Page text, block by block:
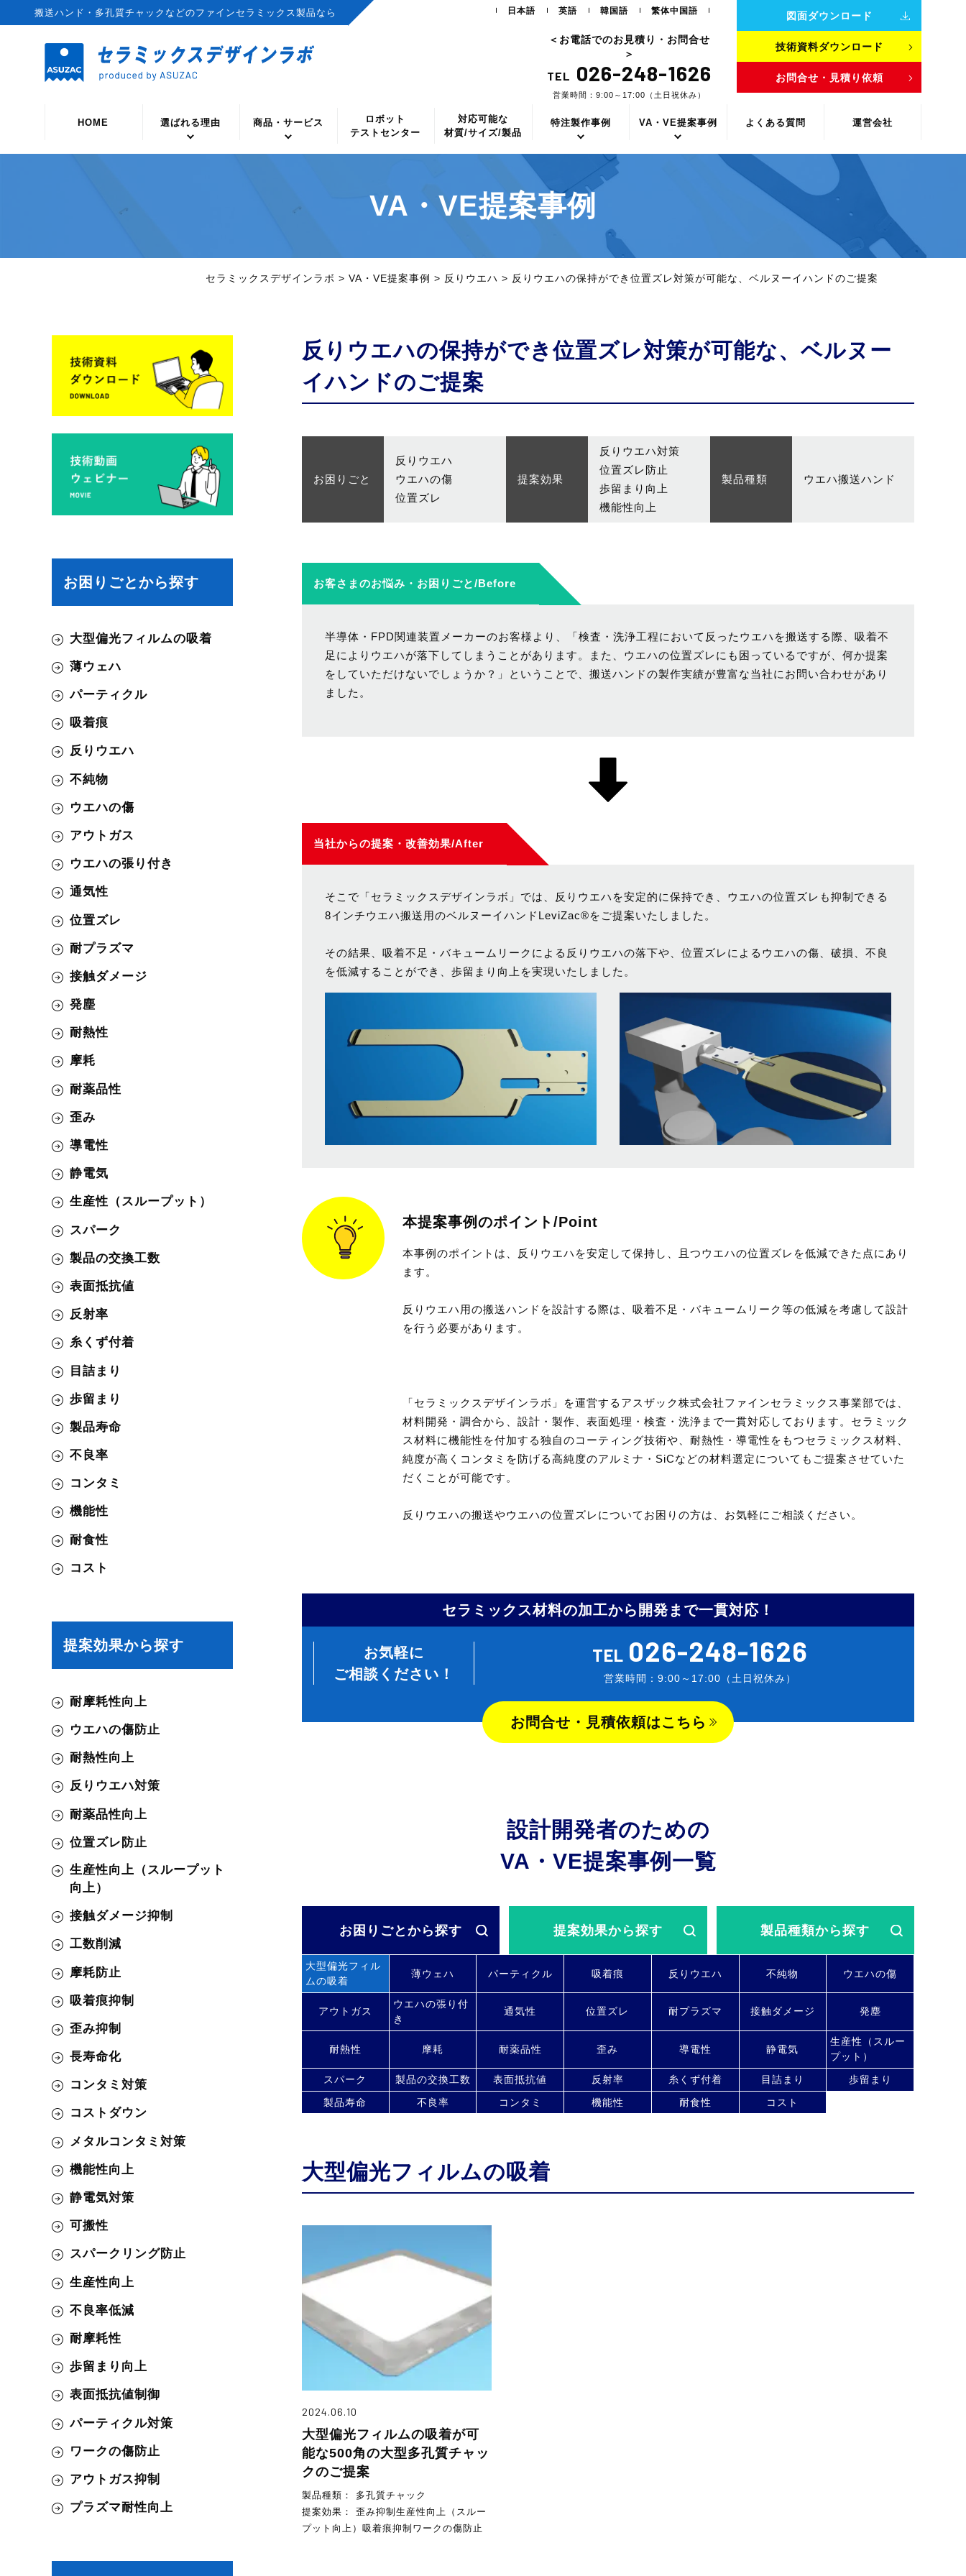
搬送ハンド・多孔質チャックなどのファインセラミックス製品なら 日本語 英語 韓国語 繁体中国語
＜お電話でのお見積り・お問合せ
＞
TEL 026-248-1626
営業時間：9:00～17:00（土日祝休み）
図面ダウンロード
技術資料ダウンロード
お問合せ・見積り依頼
HOME 選ばれる理由 商品・サービス
ロボット
テストセンター
対応可能な
材質/サイズ/製品
特注製作事例 VA・VE提案事例 よくある質問 運営会社
VA・VE提案事例
セラミックスデザインラボ > VA・VE提案事例 > 反りウエハ > 反りウエハの保持ができ位置ズレ対策が可能な、ベルヌーイハンドのご提案
反りウエハの保持ができ位置ズレ対策が可能な、ベルヌー
イハンドのご提案
お困りごと
反りウエハ
ウエハの傷
位置ズレ
提案効果
反りウエハ対策
位置ズレ防止
歩留まり向上
機能性向上
製品種類 ウエハ搬送ハンド
お客さまのお悩み・お困りごと/Before
半導体・FPD関連装置メーカーのお客様より、「検査・洗浄工程において反ったウエハを搬送する際、吸着不
足によりウエハが落下してしまうことがあります。また、ウエハの位置ズレにも困っているですが、何か提案
をしていただけないでしょうか？」ということで、搬送ハンドの製作実績が豊富な当社にお問い合わせがあり
ました。
当社からの提案・改善効果/After
そこで「セラミックスデザインラボ」では、反りウエハを安定的に保持でき、ウエハの位置ズレも抑制できる
8インチウエハ搬送用のベルヌーイハンドLeviZac®をご提案いたしました。
その結果、吸着不足・バキュームリークによる反りウエハの落下や、位置ズレによるウエハの傷、破損、不良
を低減することができ、歩留まり向上を実現いたしました。
本提案事例のポイント/Point
本事例のポイントは、反りウエハを安定して保持し、且つウエハの位置ズレを低減できた点にあり
ます。
反りウエハ用の搬送ハンドを設計する際は、吸着不足・バキュームリーク等の低減を考慮して設計
を行う必要があります。
「セラミックスデザインラボ」を運営するアスザック株式会社ファインセラミックス事業部では、
材料開発・調合から、設計・製作、表面処理・検査・洗浄まで一貫対応しております。セラミック
ス材料に機能性を付加する独自のコーティング技術や、耐熱性・導電性をもつセラミックス材料、
純度が高くコンタミを防げる高純度のアルミナ・SiCなどの材料選定についてもご提案させていた
だくことが可能です。
反りウエハの搬送やウエハの位置ズレについてお困りの方は、お気軽にご相談ください。
セラミックス材料の加工から 開発まで一貫対応！
お気軽に
ご相談ください！
TEL 026-248-1626
営業時間：9:00～17:00（土日祝休み）
お問合せ・見積依頼はこちら
設計開発者のための
VA・VE提案事例一覧
お困りごとから探す 提案効果から探す 製品種類から探す
大型偏光フィル
ムの吸着
薄ウェハ パーティクル 吸着痕 反りウエハ 不純物 ウエハの傷
アウトガス
ウエハの張り付
き
通気性 位置ズレ 耐プラズマ 接触ダメージ 発塵
耐熱性 摩耗 耐薬品性 歪み 導電性 静電気
生産性（スルー
プット）
スパーク
製品の交換工数 表面抵抗値 反射率 糸くず付着 目詰まり
歩留まり
製品寿命
不良率 コンタミ 機能性 耐食性 コスト
大型偏光フィルムの吸着
2024.06.10
大型偏光フィルムの吸着が可
能な500角の大型多孔質チャッ
クのご提案
製品種類： 多孔質チャック
提案効果： 歪み抑制生産性向上（スルー
プット向上）吸着痕抑制ワークの傷防止
お困りごとから探す
大型偏光フィルムの吸着
薄ウェハ
パーティクル
吸着痕
反りウエハ
不純物
ウエハの傷
アウトガス
ウエハの張り付き
通気性
位置ズレ
耐プラズマ
接触ダメージ
発塵
耐熱性
摩耗
耐薬品性
歪み
導電性
静電気
生産性（スループット）
スパーク
製品の交換工数
表面抵抗値
反射率
糸くず付着
目詰まり
歩留まり
製品寿命
不良率
コンタミ
機能性
耐食性
コスト
提案効果から探す
耐摩耗性向上
ウエハの傷防止
耐熱性向上
反りウエハ対策
耐薬品性向上
位置ズレ防止
生産性向上（スループット
向上）
接触ダメージ抑制
工数削減
摩耗防止
吸着痕抑制
歪み抑制
長寿命化
コンタミ対策
コストダウン
メタルコンタミ対策
機能性向上
静電気対策
可搬性
スパークリング防止
生産性向上
不良率低減
耐摩耗性
歩留まり向上
表面抵抗値制御
パーティクル対策
ワークの傷防止
アウトガス抑制
プラズマ耐性向上